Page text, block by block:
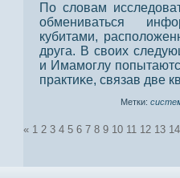
По словам
обмениваться
кубитами,
друга. В своих
и Имамоглу
практиκе, связав две
Метки:
« 1 2 3 4 5 6 7 8 9 10 11 12 13 14